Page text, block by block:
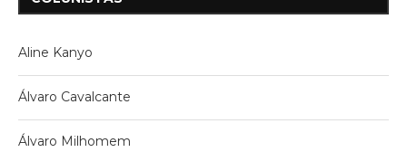
Aline Kanyo
Álvaro Cavalcante
Álvaro Milhomem